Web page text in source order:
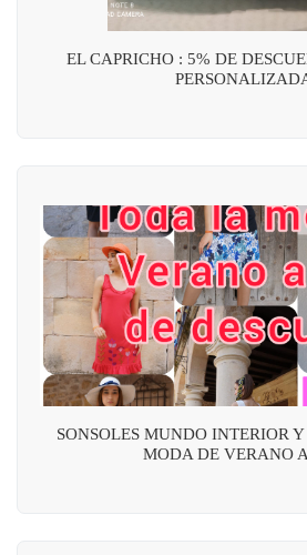
EL CAPRICHO : 5% DE
SONSOLES MUNDO INTERIOR
MODA DE VERANO